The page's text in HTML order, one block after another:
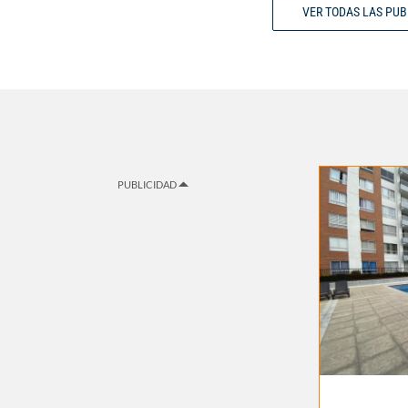
VER TODAS LAS
PUBLICIDAD